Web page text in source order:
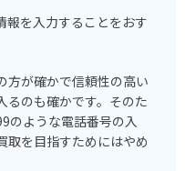
報を入力することをおす
方が確かで信頼性の高い
るのも確かです。そのた
のような電話番号の入
取を目指すためにはやめ